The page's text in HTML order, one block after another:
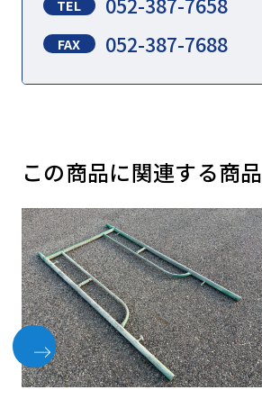
TEL
FAX 052-387-7688
この商品に関連する商品